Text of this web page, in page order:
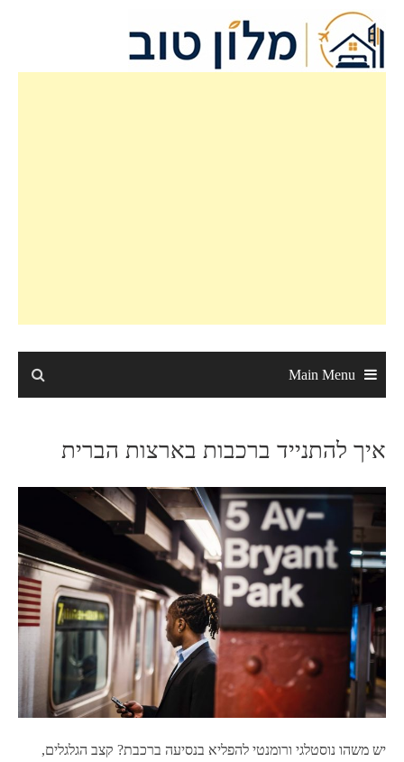
content
Main Menu
איך להתנייד ברכבות בארצות הברית
יש משהו נוסטלגי ורומנטי להפליא בנסיעה ברכבת? קצב הגלגלים,